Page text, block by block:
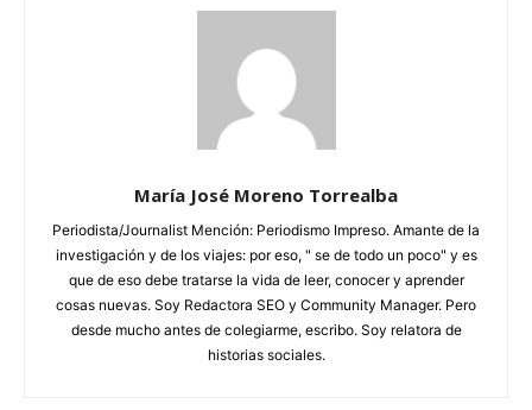
María José Moreno Torrealba
Periodista/Journalist Mención: Periodismo Impreso. Amante de la
investigación y de los viajes: por eso, " se de todo un poco" y es
que de eso debe tratarse la vida de leer, conocer y aprender
cosas nuevas. Soy Redactora SEO y Community Manager. Pero
desde mucho antes de colegiarme, escribo. Soy relatora de
historias sociales.